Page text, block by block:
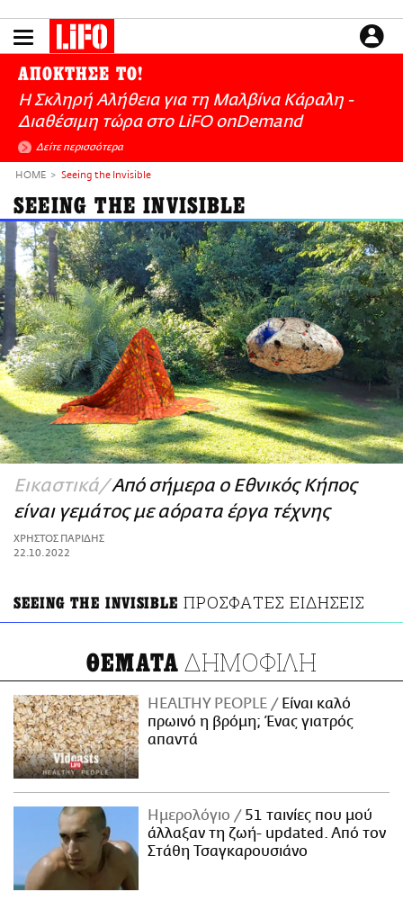
το
LIFO SHOP
NEWSLETTER
ΜΙΚΡΟΠΡΑΓΜΑΤΑ
THE GOOD LIFO
LIFOLAND
CITY GUIDE
ΑΜΠΑ
PRINT
ΕΙΔΗΣΕΙΣ
CULTURE
ΑΠΟΨΕΙΣ
ΤΡΟΠΟΣ ΖΩΗΣ
PODCASTS
Plus
ΑΠΟΚΤΗΣΕ ΤΟ!
Η Σκληρή Αλήθεια για τη Μαλβίνα Κάραλη -
Διαθέσιμη τώρα στo LiFO onDemand
Δείτε περισσότερα
HOME Seeing the Invisible
SEEING THE INVISIBLE
Εικαστικά Από σήμερα ο Εθνικός Κήπος
είναι γεμάτος με αόρατα έργα τέχνης
ΧΡΗΣΤΟΣ ΠΑΡΙΔΗΣ
22.10.2022
SEEING THE INVISIBLE ΠΡΟΣΦΑΤΕΣ ΕΙΔΗΣΕΙΣ
ΘΕΜΑΤΑ ΔΗΜΟΦΙΛΗ
HEALTHY PEOPLE
Είναι καλό
πρωινό η βρόμη; Ένας γιατρός
απαντά
Ημερολόγιο
51 ταινίες που μού
άλλαξαν τη ζωή- updated. Aπό τον
Στάθη Τσαγκαρουσιάνο